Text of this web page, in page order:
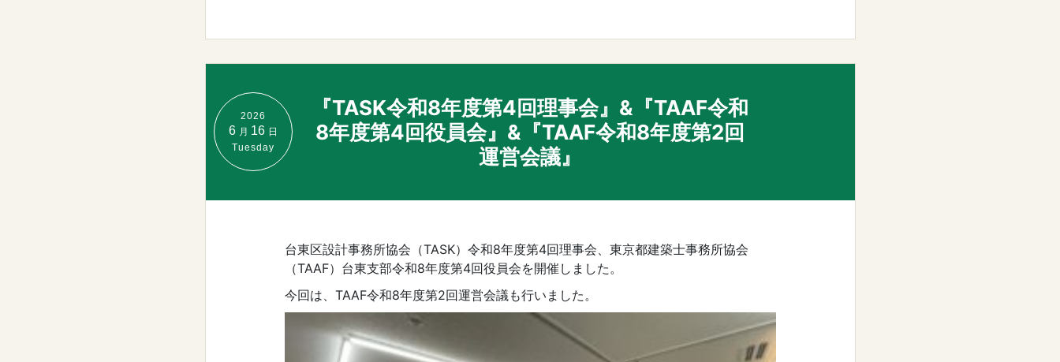
2026
6 月 16 日
Tuesday
『TASK令和8年度第4回理事会』&『TAAF令和
8年度第4回役員会』&『TAAF令和8年度第2回
運営会議』
台東区設計事務所協会（TASK）令和8年度第4回理事会、東京都建築士事務所協会
（TAAF）台東支部令和8年度第4回役員会を開催しました。
今回は、TAAF令和8年度第2回運営会議も行いました。